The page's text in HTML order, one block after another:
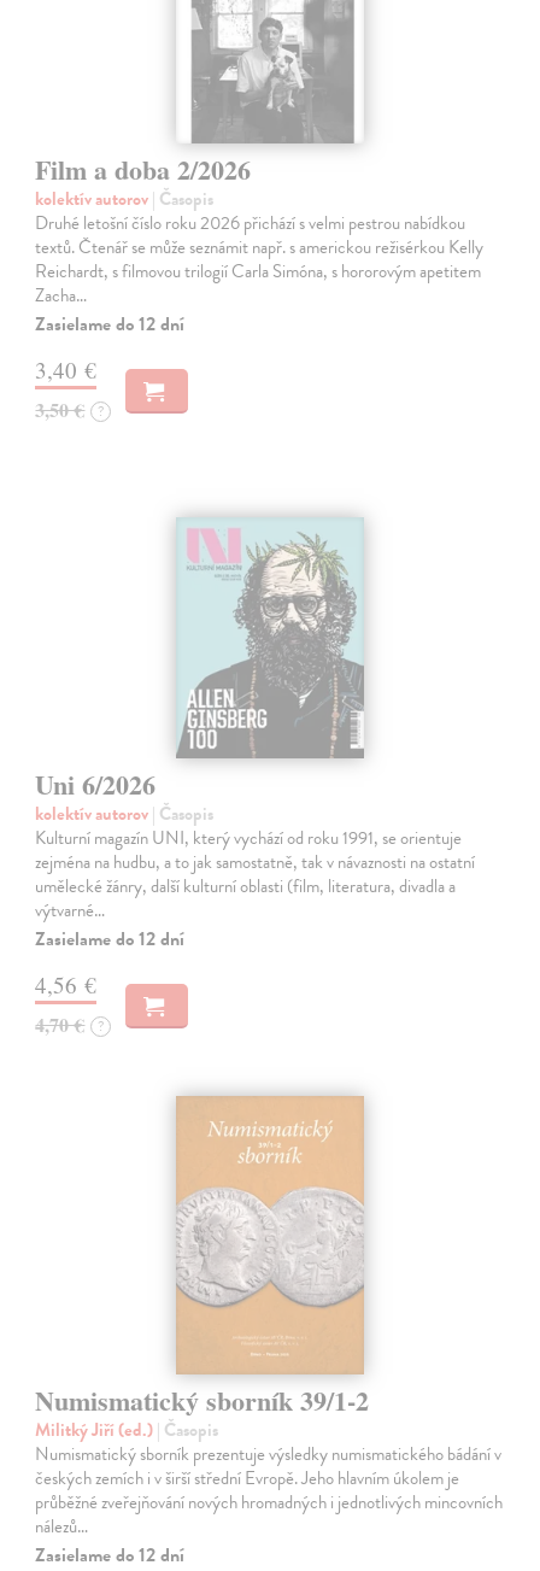
Film a doba 2/2026
kolektív autorov| Časopis
Druhé letošní číslo roku 2026 přichází s velmi pestrou nabídkou
textů. Čtenář se může seznámit např. s americkou režisérkou Kelly
Reichardt, s filmovou trilogií Carla Simóna, s hororovým apetitem
Zacha…
Zasielame do 12 dní
3,40 €
3,50 € ?
Uni 6/2026
kolektív autorov| Časopis
Kulturní magazín UNI, který vychází od roku 1991, se orientuje
zejména na hudbu, a to jak samostatně, tak v návaznosti na ostatní
umělecké žánry, další kulturní oblasti (film, literatura, divadla a
výtvarné…
Zasielame do 12 dní
4,56 €
4,70 € ?
Numismatický sborník 39/1-2
Militký Jiří (ed.)| Časopis
Numismatický sborník prezentuje výsledky numismatického bádání v
českých zemích i v širší střední Evropě. Jeho hlavním úkolem je
průběžné zveřejňování nových hromadných i jednotlivých mincovních
nálezů…
Zasielame do 12 dní